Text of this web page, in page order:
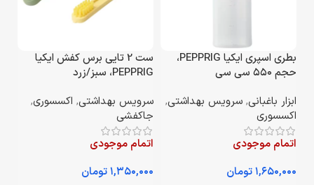
بطری اسپری ایکیا PEPPRIG،
حجم ۵۵۰ سی‌ سی
ابزار باغبانی, سرویس بهداشتی,
اکسسوری
اتمام موجودی
تومان
ست 2 تایی برس کفش ایکیا
PEPPRIG، سبز/زرد
سرویس بهداشتی, اکسسوری,
جاکفشی
اتمام موجودی
تومان